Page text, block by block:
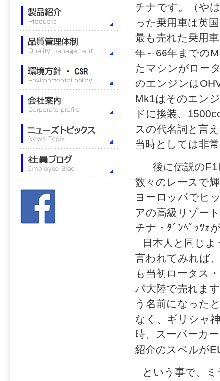
チナです。（や
った乗用車は英
最も売れた乗用
年～66年までの
たマシンがロー
のエンジンは
Mk1はそのエン
ドに換装、
スの代名詞と言
当時としては非
後に伝説のF1
数々のレースで
ヨーロッパでヒ
アの高級リゾー
チナ・ﾀﾞﾝﾍﾟｯﾂｫ
日本人と同じ
言われてみれば
も当初ロータス
パ大陸で売れま
う名前になった
なく、ギリシャ
時、スーパーカ
紹介のスペルが
という事で、